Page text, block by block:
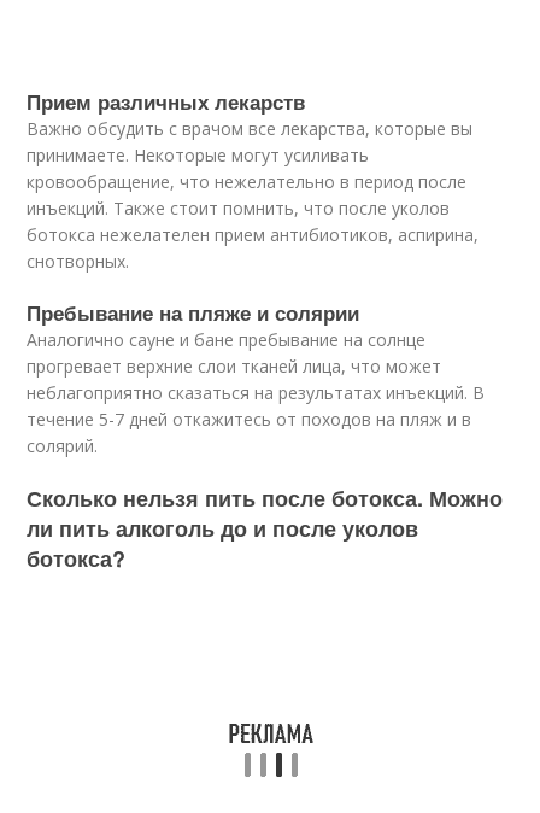
Прием различных лекарств
Важно обсудить с врачом все лекарства, которые вы
принимаете. Некоторые могут усиливать
кровообращение, что нежелательно в период после
инъекций. Также стоит помнить, что после уколов
ботокса нежелателен прием антибиотиков, аспирина,
снотворных.
Пребывание на пляже и солярии
Аналогично сауне и бане пребывание на солнце
прогревает верхние слои тканей лица, что может
неблагоприятно сказаться на результатах инъекций. В
течение 5-7 дней откажитесь от походов на пляж и в
солярий.
Сколько нельзя пить после ботокса. Можно
ли пить алкоголь до и после уколов
ботокса?